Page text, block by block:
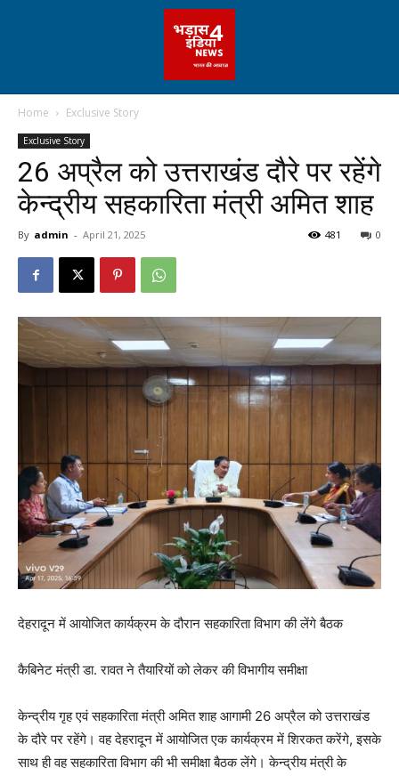
Home Exclusive Story
Exclusive Story
26 अप्रैल को उत्तराखंड दौरे पर रहेंगे
केन्द्रीय सहकारिता मंत्री अमित शाह
By admin - April 21, 2025 0
481
देहरादून में आयोजित कार्यक्रम के दौरान सहकारिता विभाग की लेंगे बैठक
कैबिनेट मंत्री डा. रावत ने तैयारियों को लेकर की विभागीय समीक्षा
केन्द्रीय गृह एवं सहकारिता मंत्री अमित शाह आगामी 26 अप्रैल को उत्तराखंड
के दौरे पर रहेंगे। वह देहरादून में आयोजित एक कार्यक्रम में शिरकत करेंगे, इसके
साथ ही वह सहकारिता विभाग की भी समीक्षा बैठक लेंगे। केन्द्रीय मंत्री के